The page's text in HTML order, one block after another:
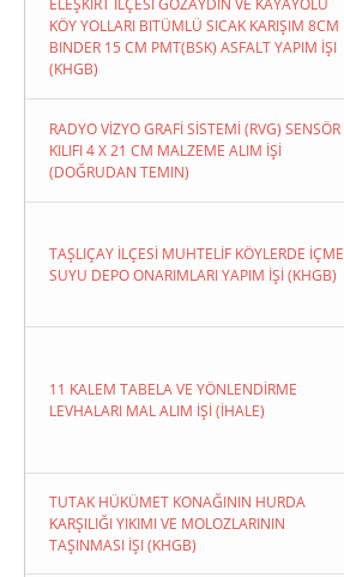
ELEŞKIRT İLÇESI GÖZAYDIN VE KAYAYOLU
KÖY YOLLARI BITÜMLÜ SICAK KARIŞIM 8CM
BINDER 15 CM PMT(BSK) ASFALT YAPIM İŞI
(KHGB)
RADYO VİZYO GRAFİ SİSTEMİ (RVG) SENSÖR
KILIFI 4 X 21 CM MALZEME ALIM İŞİ
(DOĞRUDAN TEMIN)
TAŞLIÇAY İLÇESİ MUHTELİF KÖYLERDE İÇME
SUYU DEPO ONARIMLARI YAPIM İŞİ (KHGB)
11 KALEM TABELA VE YÖNLENDİRME
LEVHALARI MAL ALIM İŞİ (İHALE)
TUTAK HÜKÜMET KONAĞININ HURDA
KARŞILIĞI YIKIMI VE MOLOZLARININ
TAŞINMASI İŞI (KHGB)